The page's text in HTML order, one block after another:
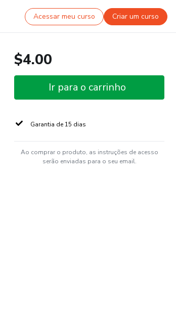
Acessar meu curso Criar um curso
$4.00
Ir para o carrinho
Garantia de 15 dias
Ao comprar o produto, as instruções de acesso
serão enviadas para o seu email.